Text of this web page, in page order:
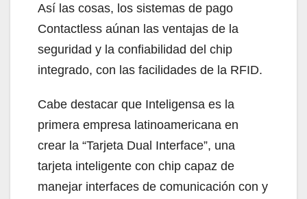
Así las cosas, los sistemas de pago
Contactless aúnan las ventajas de la
seguridad y la confiabilidad del chip
integrado, con las facilidades de la RFID.
Cabe destacar que Inteligensa es la
primera empresa latinoamericana en
crear la “Tarjeta Dual Interface”, una
tarjeta inteligente con chip capaz de
manejar interfaces de comunicación con y